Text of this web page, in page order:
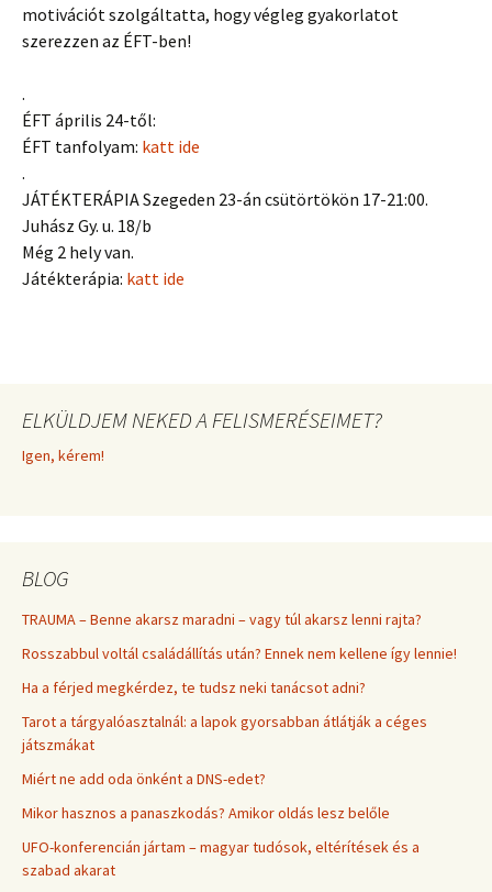
motivációt szolgáltatta, hogy végleg gyakorlatot
szerezzen az ÉFT-ben!
.
ÉFT április 24-től:
ÉFT tanfolyam: katt ide
.
JÁTÉKTERÁPIA Szegeden 23-án csütörtökön 17-21:00.
Juhász Gy. u. 18/b
Még 2 hely van.
Játékterápia: katt ide
ELKÜLDJEM NEKED A FELISMERÉSEIMET?
Igen, kérem!
BLOG
TRAUMA – Benne akarsz maradni – vagy túl akarsz lenni rajta?
Rosszabbul voltál családállítás után? Ennek nem kellene így lennie!
Ha a férjed megkérdez, te tudsz neki tanácsot adni?
Tarot a tárgyalóasztalnál: a lapok gyorsabban átlátják a céges
játszmákat
Miért ne add oda önként a DNS-edet?
Mikor hasznos a panaszkodás? Amikor oldás lesz belőle
UFO-konferencián jártam – magyar tudósok, eltérítések és a
szabad akarat